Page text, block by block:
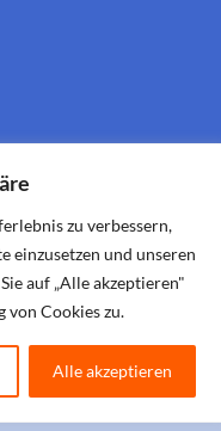
zu verbessern,
einzusetzen und unseren
auf „Alle akzeptieren"
von Cookies zu.
Alle akzeptieren